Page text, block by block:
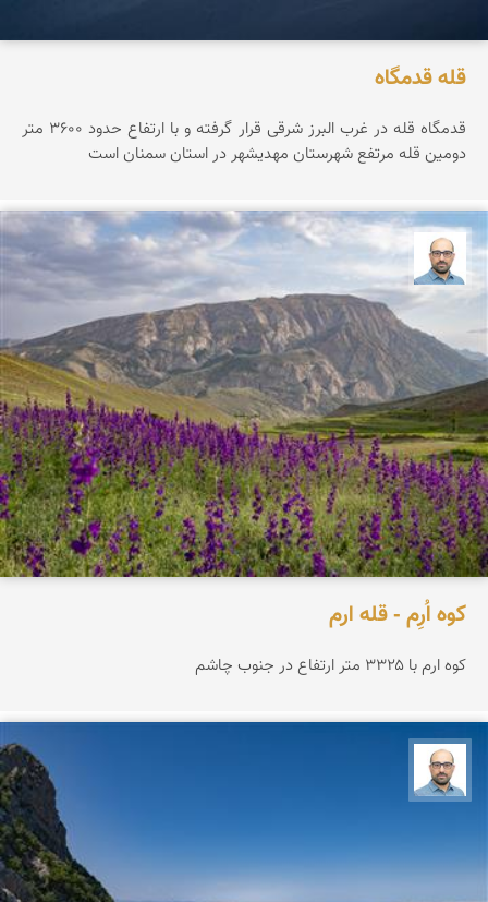
قله قدمگاه
قدمگاه قله در غرب البرز شرقی قرار گرفته و با ارتفاع حدود ۳۶0۰ متر
دومین قله مرتفع شهرستان مهدیشهر در استان سمنان است
کوه اُرِم - قله ارم
کوه ارم با ۳۳۲۵ متر ارتفاع در جنوب چاشم